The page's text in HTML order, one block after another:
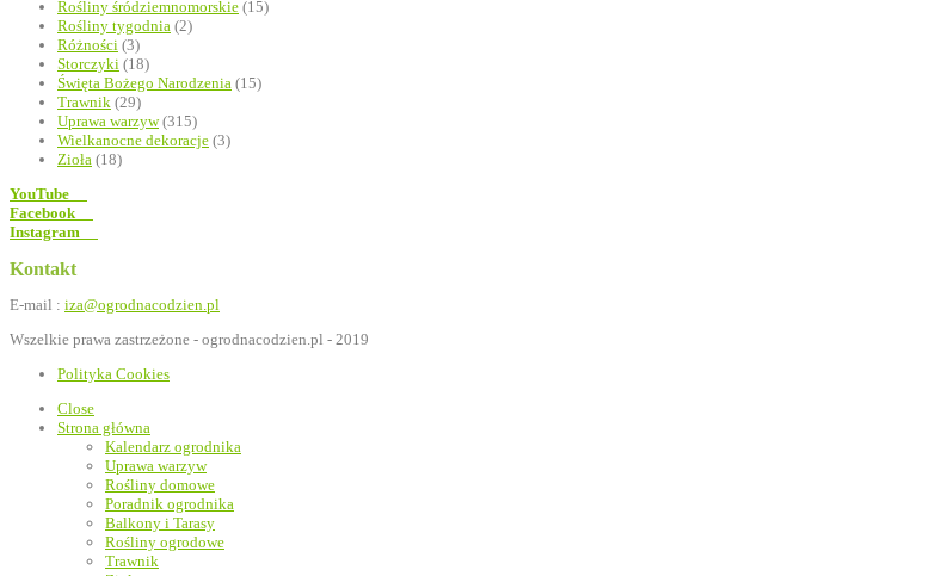
Rośliny śródziemnomorskie (15)
Rośliny tygodnia (2)
Różności (3)
Storczyki (18)
Święta Bożego Narodzenia (15)
Trawnik (29)
Uprawa warzyw(315)
Wielkanocne dekoracje (3)
Zioła (18)
YouTube
Facebook
Instagram
Kontakt
E-mail : iza@ogrodnacodzien.pl
Wszelkie prawa zastrzeżone - ogrodnacodzien.pl - 2019
Polityka Cookies
Close
Strona główna
Kalendarz ogrodnika
Uprawa warzyw
Rośliny domowe
Poradnik ogrodnika
Balkony i Tarasy
Rośliny ogrodowe
Trawnik